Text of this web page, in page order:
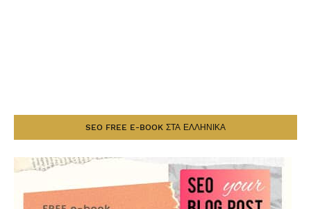
SEO FREE E-BOOK ΣΤΑ ΕΛΛΗΝΙΚΑ